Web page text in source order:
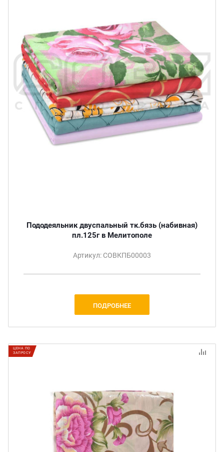
Пододеяльник двуспальный тк.бязь (набивная)
пл.125г в Мелитополе
Артикул: СОВКПБ00003
ПОДРОБНЕЕ
ЦЕНА ПО
ЗАПРОСУ